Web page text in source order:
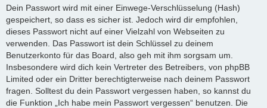
Dein Passwort wird mit einer Einwege-Verschlüsselung (Hash)
gespeichert, so dass es sicher ist. Jedoch wird dir empfohlen,
dieses Passwort nicht auf einer Vielzahl von Webseiten zu
verwenden. Das Passwort ist dein Schlüssel zu deinem
Benutzerkonto für das Board, also geh mit ihm sorgsam um.
Insbesondere wird dich kein Vertreter des Betreibers, von phpBB
Limited oder ein Dritter berechtigterweise nach deinem Passwort
fragen. Solltest du dein Passwort vergessen haben, so kannst du
die Funktion „Ich habe mein Passwort vergessen“ benutzen. Die